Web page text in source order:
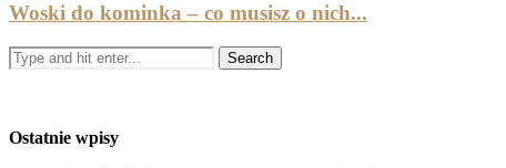
Woski do kominka – co musisz o nich...
Ostatnie wpisy